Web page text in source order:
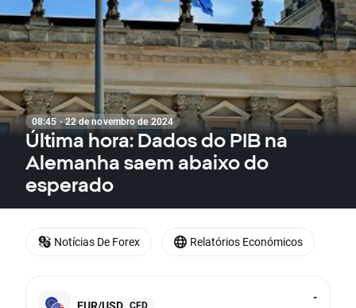
08:45 · 22 de novembro de 2024
Última hora: Dados do PIB na
Alemanha saem abaixo do
esperado
CFD
-
Notícias De Forex Relatórios Económicos